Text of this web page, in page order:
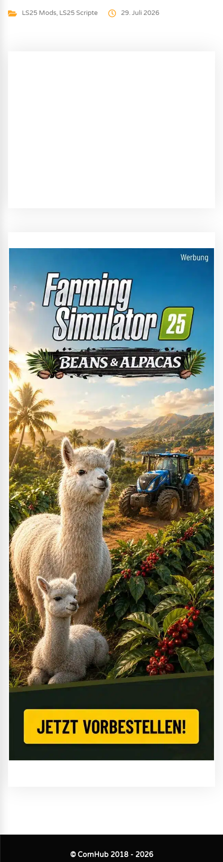
LS25 Mods, LS25 Scripte 29. Juli 2026
© CornHub 2018 - 2026